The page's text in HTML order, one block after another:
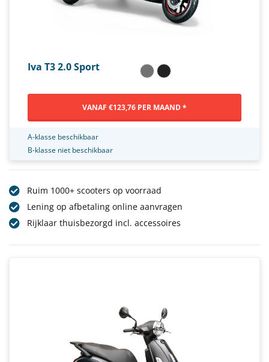
Iva T3 2.0 Sport
VANAF €123,76 PER MAAND *
A-klasse beschikbaar
B-klasse niet beschikbaar
Ruim 1000+ scooters op voorraad
Lening op afbetaling online aanvragen
Rijklaar thuisbezorgd incl. accessoires